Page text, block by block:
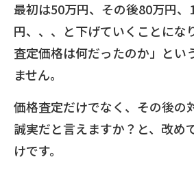
最初は50万円、その後80万円
円、、、と下げていくことにな
査定価格は何だったのか」とい
ません。
価格査定だけでなく、その後の
誠実だと言えますか？と、改め
けです。